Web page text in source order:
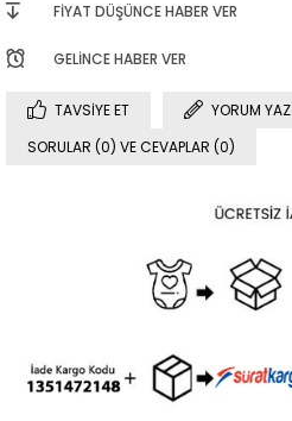
FIYAT DÜŞÜNCE HABER VER
GELINCE HABER VER
TAVSIYE ET
YORUM YAZ
SORULAR (0) VE CEVAPLAR (0)